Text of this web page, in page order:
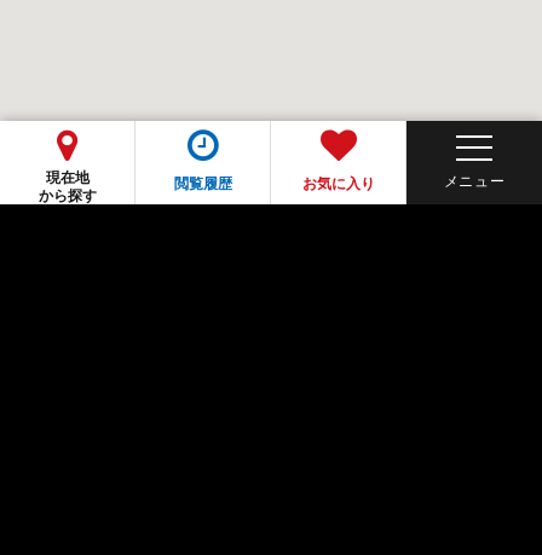
現在地
から探す
閲覧履歴 お気に入り